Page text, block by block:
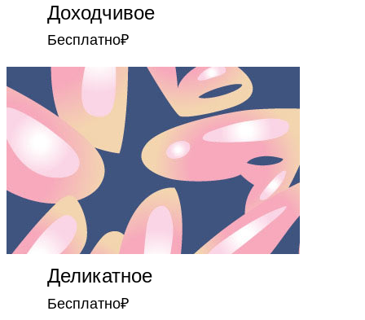
Доходчивое
Бесплатно₽
Деликатное
Бесплатно₽